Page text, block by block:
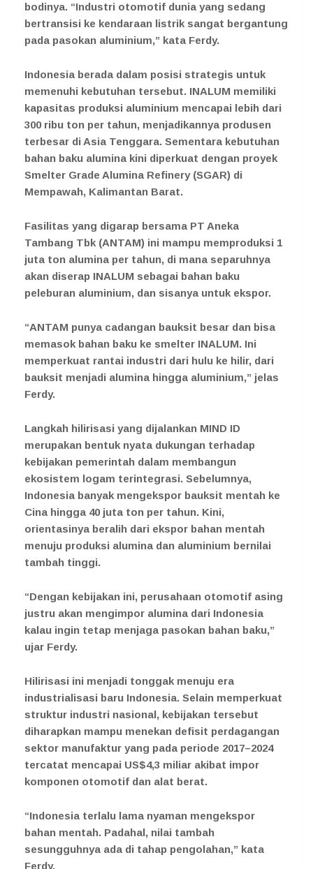
bodinya. “Industri otomotif dunia yang sedang
bertransisi ke kendaraan listrik sangat bergantung
pada pasokan aluminium,” kata Ferdy.
Indonesia berada dalam posisi strategis untuk
memenuhi kebutuhan tersebut. INALUM memiliki
kapasitas produksi aluminium mencapai lebih dari
300 ribu ton per tahun, menjadikannya produsen
terbesar di Asia Tenggara. Sementara kebutuhan
bahan baku alumina kini diperkuat dengan proyek
Smelter Grade Alumina Refinery (SGAR) di
Mempawah, Kalimantan Barat.
Fasilitas yang digarap bersama PT Aneka
Tambang Tbk (ANTAM) ini mampu memproduksi 1
juta ton alumina per tahun, di mana separuhnya
akan diserap INALUM sebagai bahan baku
peleburan aluminium, dan sisanya untuk ekspor.
“ANTAM punya cadangan bauksit besar dan bisa
memasok bahan baku ke smelter INALUM. Ini
memperkuat rantai industri dari hulu ke hilir, dari
bauksit menjadi alumina hingga aluminium,” jelas
Ferdy.
Langkah hilirisasi yang dijalankan MIND ID
merupakan bentuk nyata dukungan terhadap
kebijakan pemerintah dalam membangun
ekosistem logam terintegrasi. Sebelumnya,
Indonesia banyak mengekspor bauksit mentah ke
Cina hingga 40 juta ton per tahun. Kini,
orientasinya beralih dari ekspor bahan mentah
menuju produksi alumina dan aluminium bernilai
tambah tinggi.
“Dengan kebijakan ini, perusahaan otomotif asing
justru akan mengimpor alumina dari Indonesia
kalau ingin tetap menjaga pasokan bahan baku,”
ujar Ferdy.
Hilirisasi ini menjadi tonggak menuju era
industrialisasi baru Indonesia. Selain memperkuat
struktur industri nasional, kebijakan tersebut
diharapkan mampu menekan defisit perdagangan
sektor manufaktur yang pada periode 2017–2024
tercatat mencapai US$4,3 miliar akibat impor
komponen otomotif dan alat berat.
“Indonesia terlalu lama nyaman mengekspor
bahan mentah. Padahal, nilai tambah
sesungguhnya ada di tahap pengolahan,” kata
Ferdy.